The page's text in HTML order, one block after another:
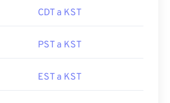
CDT a KST
PST a KST
EST a KST